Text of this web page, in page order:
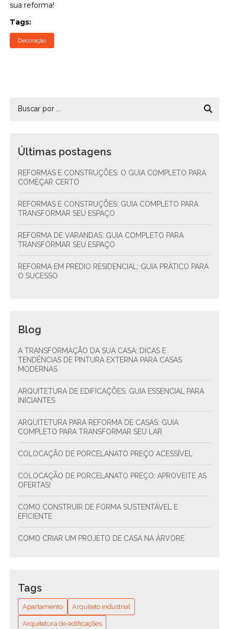
sua reforma!
Tags:
Decoração
Últimas postagens
REFORMAS E CONSTRUÇÕES: O GUIA COMPLETO PARA
COMEÇAR CERTO
REFORMAS E CONSTRUÇÕES: GUIA COMPLETO PARA
TRANSFORMAR SEU ESPAÇO
REFORMA DE VARANDAS: GUIA COMPLETO PARA
TRANSFORMAR SEU ESPAÇO
REFORMA EM PRÉDIO RESIDENCIAL: GUIA PRÁTICO PARA
O SUCESSO
Blog
A TRANSFORMAÇÃO DA SUA CASA: DICAS E
TENDÊNCIAS DE PINTURA EXTERNA PARA CASAS
MODERNAS
ARQUITETURA DE EDIFICAÇÕES: GUIA ESSENCIAL PARA
INICIANTES
ARQUITETURA PARA REFORMA DE CASAS: GUIA
COMPLETO PARA TRANSFORMAR SEU LAR
COLOCAÇÃO DE PORCELANATO PREÇO ACESSÍVEL
COLOCAÇÃO DE PORCELANATO PREÇO: APROVEITE AS
OFERTAS!
COMO CONSTRUIR DE FORMA SUSTENTÁVEL E
EFICIENTE
COMO CRIAR UM PROJETO DE CASA NA ÁRVORE
COMO CRIAR UM PROJETO DE CONDOMÍNIO
RESIDENCIAL SUSTENTÁVEL E FUNCIONAL
COMO ENCONTRAR O ENCANADOR MAIS PRÓXIMO DE
Tags
Apartamento Arquiteto industrial
Arquitetura de edificações